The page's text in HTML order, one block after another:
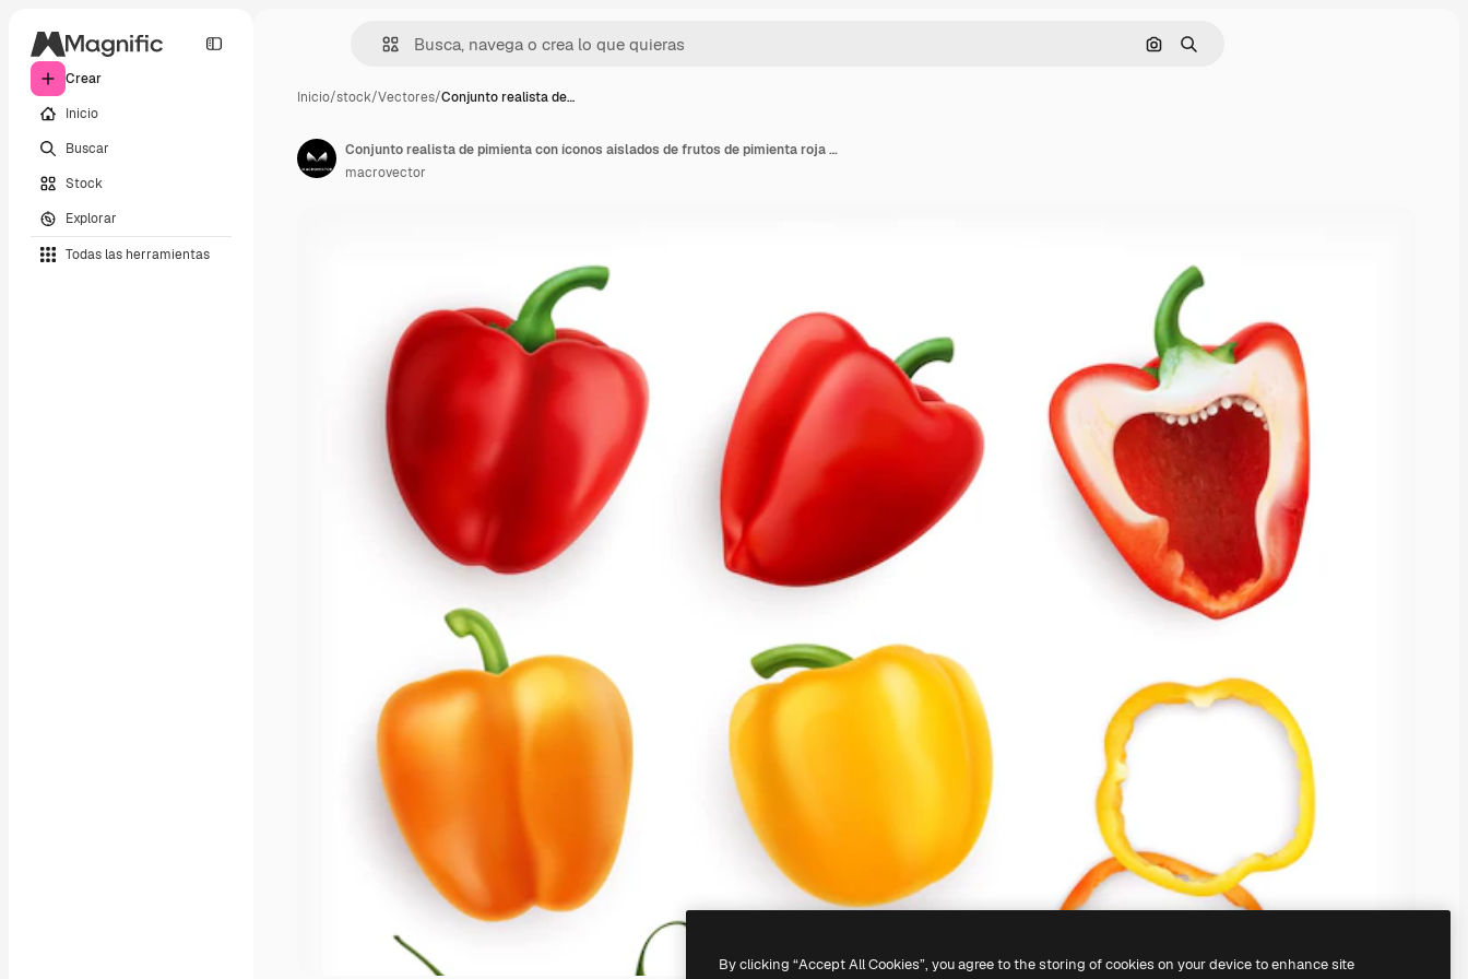
Crear
Inicio
Buscar
Stock
Explorar
Todas las herramientas
Buscar por imagen
Buscar
Inicio/stock/Vectores/Conjunto realista de…
Conjunto realista de pimienta con íconos aislados de frutos de pimienta roja y amarilla con rodajas en forma de anillo ilustración vectorial
macrovector
By clicking “Accept All Cookies”, you agree to the storing of cookies on your device to enhance site